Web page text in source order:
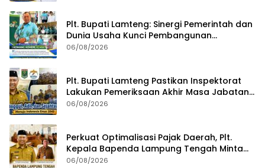
Plt. Bupati Lamteng: Sinergi Pemerintah dan
Dunia Usaha Kunci Pembangunan
Berkelanjutan
06/08/2026
Plt. Bupati Lamteng Pastikan Inspektorat
Lakukan Pemeriksaan Akhir Masa Jabatan
51 Kepala Kampung
06/08/2026
Perkuat Optimalisasi Pajak Daerah, Plt.
Kepala Bapenda Lampung Tengah Minta
Seluruh Pengelola Tingkatkan Inovasi dan
06/08/2026